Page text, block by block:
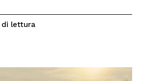
di lettura